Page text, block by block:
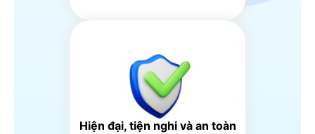
Hiện đại, tiện nghi và an toàn